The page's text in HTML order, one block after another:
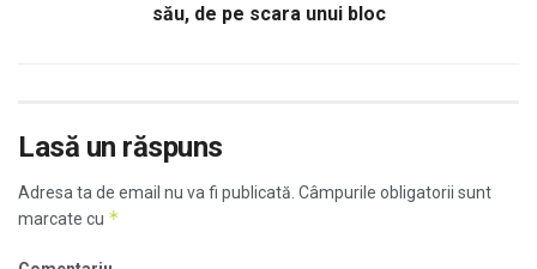
său, de pe scara unui bloc
Lasă un răspuns
Adresa ta de email nu va fi publicată. Câmpurile obligatorii sunt
marcate cu *